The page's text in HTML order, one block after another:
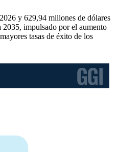
y 629,94 millones de dólares
2035, impulsado por el aumento
tasas de éxito de los